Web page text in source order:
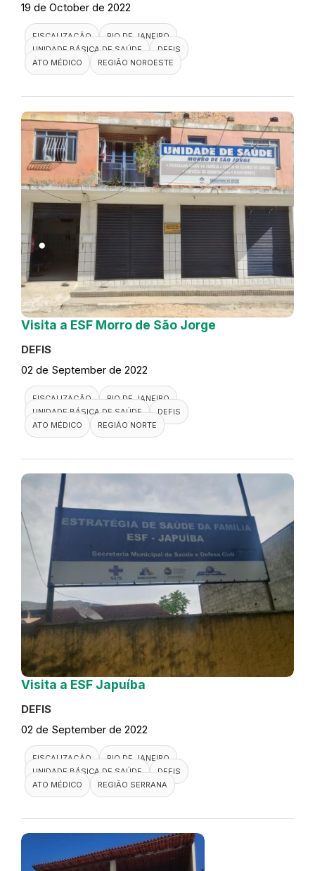
19 de October de 2022
FISCALIZAÇÃO
RIO DE JANEIRO
UNIDADE BÁSICA DE SAÚDE
DEFIS
ATO MÉDICO
REGIÃO NOROESTE
Visita a ESF Morro de São Jorge
DEFIS
02 de September de 2022
FISCALIZAÇÃO
RIO DE JANEIRO
UNIDADE BÁSICA DE SAÚDE
DEFIS
ATO MÉDICO
REGIÃO NORTE
Visita a ESF Japuíba
DEFIS
02 de September de 2022
FISCALIZAÇÃO
RIO DE JANEIRO
UNIDADE BÁSICA DE SAÚDE
DEFIS
ATO MÉDICO
REGIÃO SERRANA